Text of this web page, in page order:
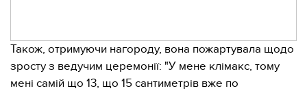
Також, отримуючи нагороду, вона пожартувала щодо
зросту з ведучим церемонії: "У мене клімакс, тому
мені самій що 13, що 15 сантиметрів вже по